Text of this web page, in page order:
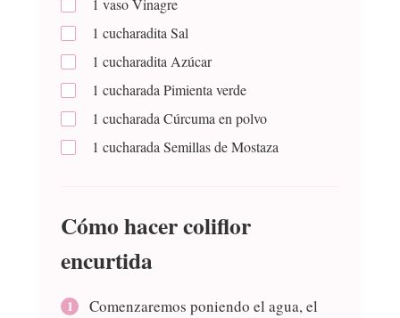
1 vasoVinagre
1 cucharaditaSal
1 cucharaditaAzúcar
1 cucharadaPimienta verde
1 cucharadaCúrcuma en polvo
1 cucharadaSemillas de Mostaza
Cómo hacer coliflor
encurtida
Comenzaremos poniendo el agua, el